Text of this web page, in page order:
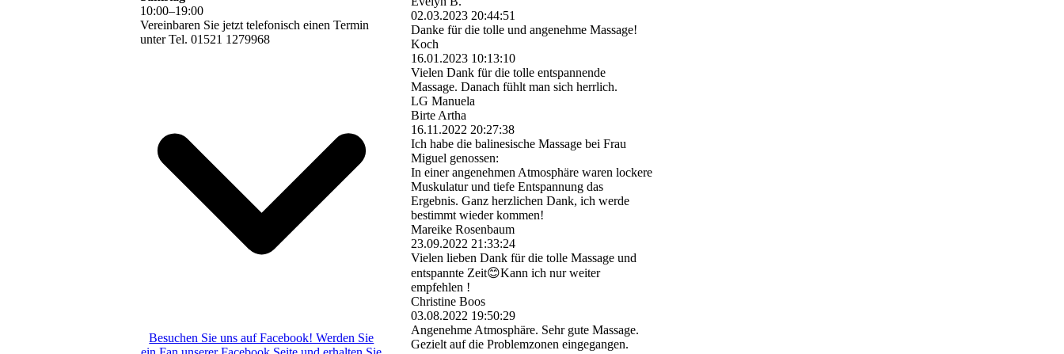
10:00–19:00
Vereinbaren Sie jetzt telefonisch einen Termin
unter Tel. 01521 1279968
Besuchen Sie uns auf Facebook! Werden Sie
02.03.2023 20:44:51
Danke für die tolle und angenehme Massage!
Koch
16.01.2023 10:13:10
Vielen Dank für die tolle entspannende
Massage. Danach fühlt man sich herrlich.
LG Manuela
Birte Artha
16.11.2022 20:27:38
Ich habe die balinesische Massage bei Frau
Miguel genossen:
In einer angenehmen Atmosphäre waren lockere
Muskulatur und tiefe Entspannung das
Ergebnis. Ganz herzlichen Dank, ich werde
bestimmt wieder kommen!
Mareike Rosenbaum
23.09.2022 21:33:24
Vielen lieben Dank für die tolle Massage und
entspannte Zeit😊Kann ich nur weiter
empfehlen !
Christine Boos
03.08.2022 19:50:29
Angenehme Atmosphäre. Sehr gute Massage.
Gezielt auf die Problemzonen eingegangen.